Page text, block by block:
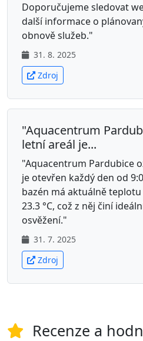
Doporučujeme sledovat
další informace o
obnově služeb."
31. 8. 2025
Zdroj
"Aquacentrum
letní areál je...
"Aquacentrum Pardubice
je otevřen každý den od
bazén má aktuálně teplotu
23.3 °C, což z něj činí
osvěžení."
31. 7. 2025
Zdroj
Recenze a